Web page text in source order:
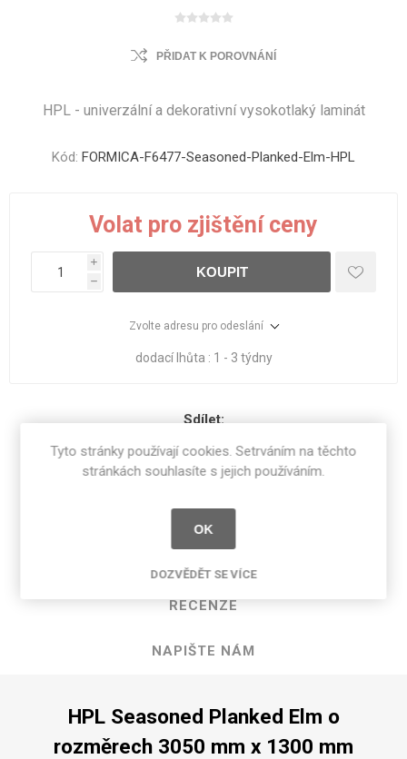
PŘIDAT K POROVNÁNÍ
HPL - univerzální a dekorativní vysokotlaký laminát
Kód: FORMICA-F6477-Seasoned-Planked-Elm-HPL
Volat pro zjištění ceny
i
h
KOUPIT
Zvolte adresu pro odeslání
dodací lhůta : 1 - 3 týdny
Sdílet:
POPIS PRODUKTU
RECENZE
NAPIŠTE NÁM
HPL Seasoned Planked Elm o
rozměrech 3050 mm x 1300 mm
Tyto stránky používají cookies. Setrváním na těchto
stránkách souhlasíte s jejich používáním.
OK
DOZVĚDĚT SE VÍCE